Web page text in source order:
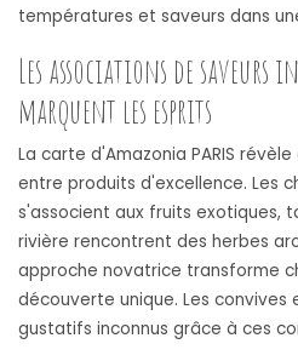
températures et saveurs dans
Les associations de saveurs
marquent les esprits
La carte d'Amazonia PARIS
entre produits d'excellence. Les
s'associent aux fruits exotiques,
rivière rencontrent des herbes
approche novatrice transforme
découverte unique. Les
gustatifs inconnus grâce à ces